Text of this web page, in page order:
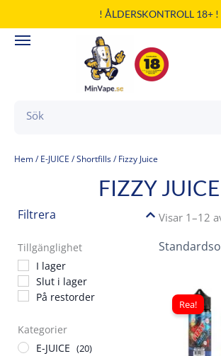
till
innehåll
! ÅLDERSKONTROLL 18+ !
Hem/ E-JUICE /Shortfills/ Fizzy Juice
FIZZY JUICE
Filtrera
Tillgänglighet
I lager
Slut i lager
På restorder
Kategorier
E-JUICE (20)
Visar 1–12
Rea!
Det
var:
kr